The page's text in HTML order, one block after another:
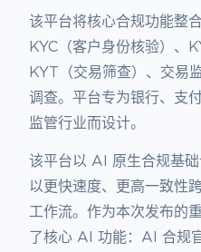
该平台将核心合规功能整
KYC（客户身份核验）、
KYT（交易筛查）、交易
调查。平台专为银行、支
监管行业而设计。
该平台以 AI 原生合规基
以更快速度、更高一致性
工作流。作为本次发布的
了核心 AI 功能：AI 合